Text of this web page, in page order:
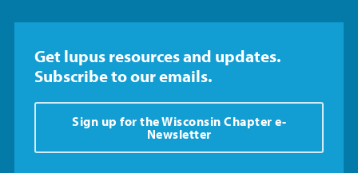
Get lupus resources and updates.
Subscribe to our emails.
Sign up for the Wisconsin Chapter e-
Newsletter